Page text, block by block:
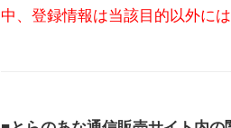
中、登録情報は当該目的以外に